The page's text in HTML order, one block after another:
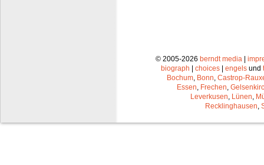
© 2005-2026 berndt media |
biograph | choices | engels und
Bochum Bonn Castrop-
Essen Frechen
Leverkusen Lünen
Recklinghausen